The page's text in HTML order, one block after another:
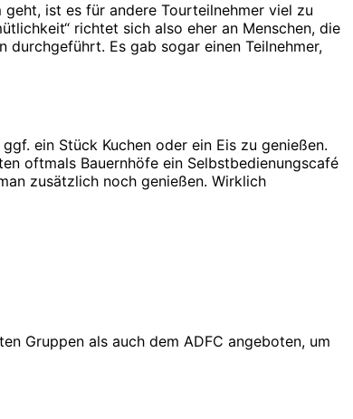
ist es für andere Tourteilnehmer viel zu
richtet sich also eher an Menschen, die
durchgeführt. Es gab sogar einen Teilnehmer,
ein Stück Kuchen oder ein Eis zu genießen.
oftmals Bauernhöfe ein Selbstbedienungscafé
zusätzlich noch genießen. Wirklich
Gruppen als auch dem ADFC angeboten, um